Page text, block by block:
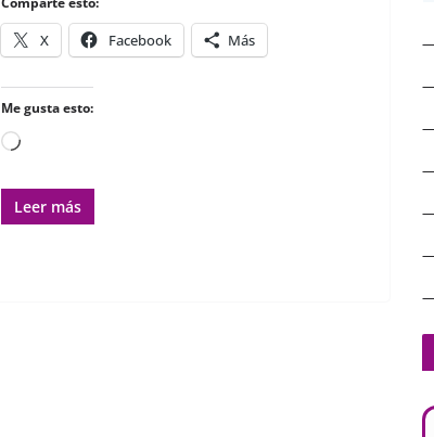
X Facebook Más
Me gusta esto:
Cargando...
Leer más
Escribe tu correo electrónico…